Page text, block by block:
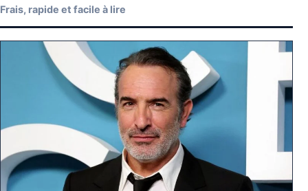
Frais, rapide et facile à lire